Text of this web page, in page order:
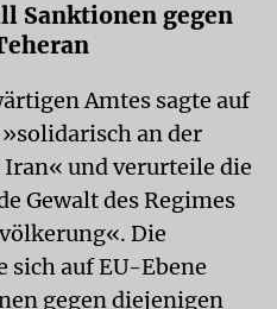
Sanktionen gegen
Amtes sagte auf
an der
und verurteile die
Gewalt des Regimes
Die
sich auf EU-Ebene
gegen diejenigen